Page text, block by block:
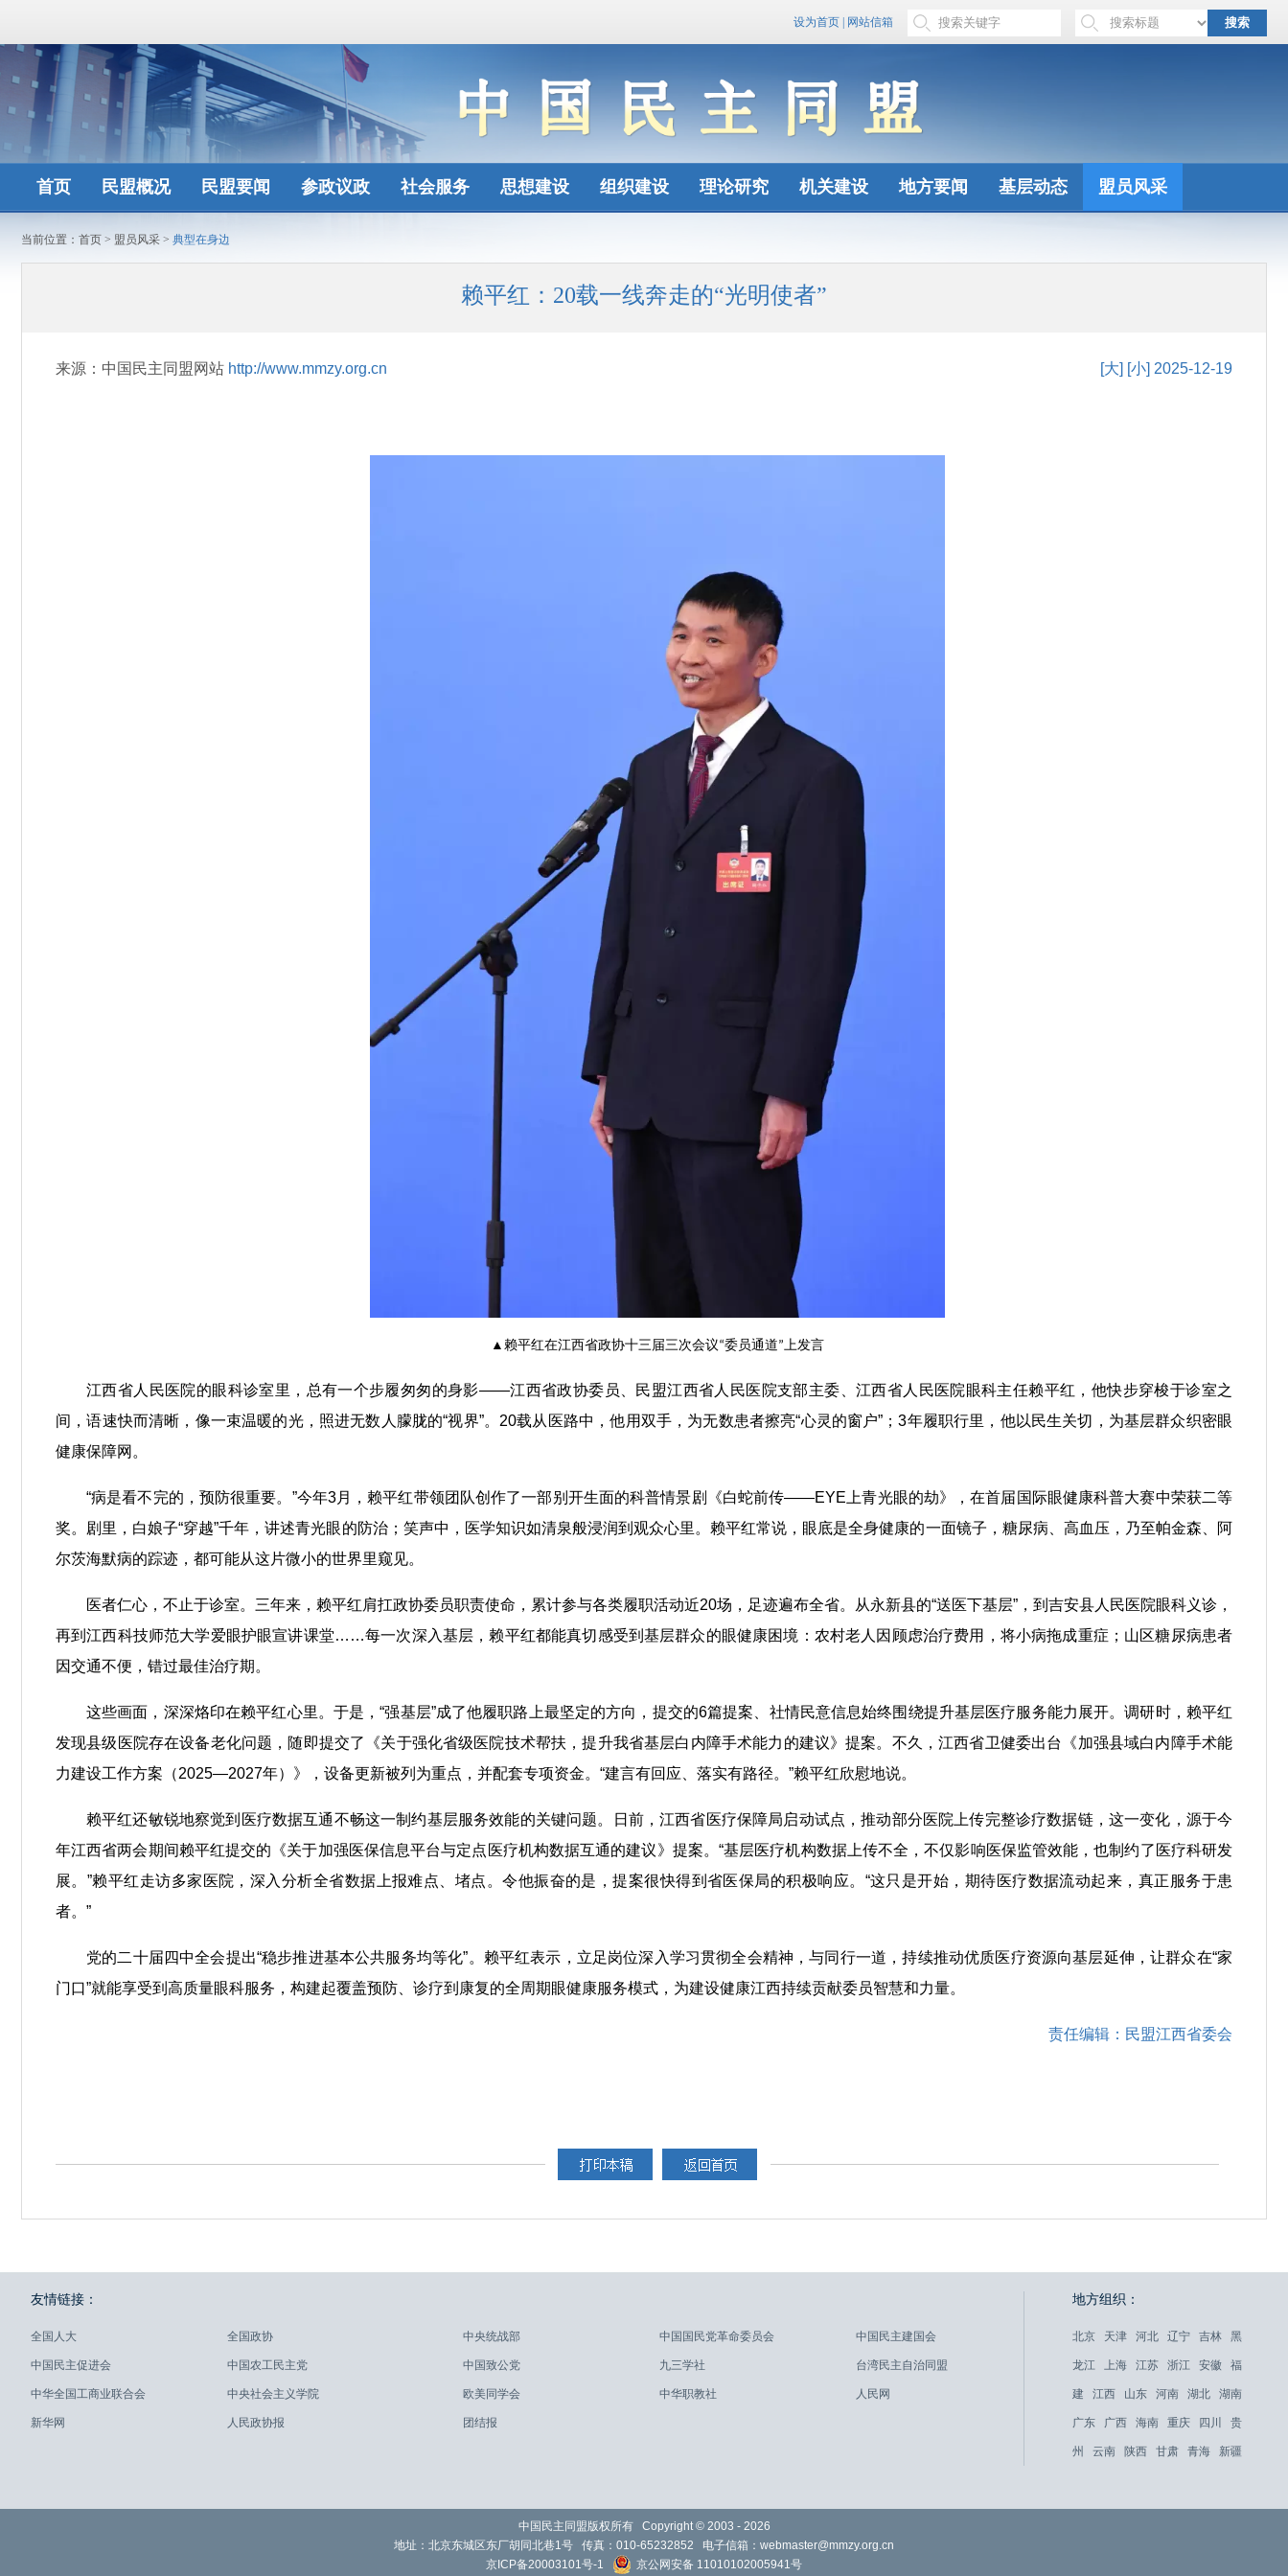
设为首页 网站信箱 搜索
首页 民盟概况 民盟要闻 参政议政 社会服务 思想建设 组织建设 理论研究 机关建设 地方要闻 基层动态 盟员风采
当前位置： 首页 > 盟员风采 > 典型在身边
赖平红：20载一线奔走的“光明使者”
来源：中国民主同盟网站 http://www.mmzy.org.cn [大] [小] 2025-12-19
▲赖平红在江西省政协十三届三次会议“委员通道”上发言
江西省人民医院的眼科诊室里，总有一个步履匆匆的身影——江西省政协委员、民盟江西省人民医院支部主委、江西省人民医院眼科主任赖平红，他快步穿梭于诊室之
间，语速快而清晰，像一束温暖的光，照进无数人朦胧的“视界”。20载从医路中，他用双手，为无数患者擦亮“心灵的窗户”；3年履职行里，他以民生关切，为基层群众织密眼
健康保障网。
“病是看不完的，预防很重要。”今年3月，赖平红带领团队创作了一部别开生面的科普情景剧《白蛇前传——EYE上青光眼的劫》，在首届国际眼健康科普大赛中荣获二等
奖。剧里，白娘子“穿越”千年，讲述青光眼的防治；笑声中，医学知识如清泉般浸润到观众心里。赖平红常说，眼底是全身健康的一面镜子，糖尿病、高血压，乃至帕金森、阿
尔茨海默病的踪迹，都可能从这片微小的世界里窥见。
医者仁心，不止于诊室。三年来，赖平红肩扛政协委员职责使命，累计参与各类履职活动近20场，足迹遍布全省。从永新县的“送医下基层”，到吉安县人民医院眼科义诊，
再到江西科技师范大学爱眼护眼宣讲课堂……每一次深入基层，赖平红都能真切感受到基层群众的眼健康困境：农村老人因顾虑治疗费用，将小病拖成重症；山区糖尿病患者
因交通不便，错过最佳治疗期。
这些画面，深深烙印在赖平红心里。于是，“强基层”成了他履职路上最坚定的方向，提交的6篇提案、社情民意信息始终围绕提升基层医疗服务能力展开。调研时，赖平红
发现县级医院存在设备老化问题，随即提交了《关于强化省级医院技术帮扶，提升我省基层白内障手术能力的建议》提案。不久，江西省卫健委出台《加强县域白内障手术能
力建设工作方案（2025—2027年）》，设备更新被列为重点，并配套专项资金。“建言有回应、落实有路径。”赖平红欣慰地说。
赖平红还敏锐地察觉到医疗数据互通不畅这一制约基层服务效能的关键问题。日前，江西省医疗保障局启动试点，推动部分医院上传完整诊疗数据链，这一变化，源于今
年江西省两会期间赖平红提交的《关于加强医保信息平台与定点医疗机构数据互通的建议》提案。“基层医疗机构数据上传不全，不仅影响医保监管效能，也制约了医疗科研发
展。”赖平红走访多家医院，深入分析全省数据上报难点、堵点。令他振奋的是，提案很快得到省医保局的积极响应。“这只是开始，期待医疗数据流动起来，真正服务于患
者。”
党的二十届四中全会提出“稳步推进基本公共服务均等化”。赖平红表示，立足岗位深入学习贯彻全会精神，与同行一道，持续推动优质医疗资源向基层延伸，让群众在“家
门口”就能享受到高质量眼科服务，构建起覆盖预防、诊疗到康复的全周期眼健康服务模式，为建设健康江西持续贡献委员智慧和力量。
责任编辑：民盟江西省委会
友情链接：
全国人大
中国民主促进会
中华全国工商业联合会
新华网
全国政协
中国农工民主党
中央社会主义学院
人民政协报
中央统战部
中国致公党
欧美同学会
团结报
中国国民党革命委员会
九三学社
中华职教社
中国民主建国会
台湾民主自治同盟
人民网
地方组织：
北京 天津 河北 辽宁 吉林 黑
龙江 上海 江苏 浙江 安徽 福
建 江西 山东 河南 湖北 湖南
广东 广西 海南 重庆 四川 贵
州 云南 陕西 甘肃 青海 新疆
中国民主同盟版权所有 Copyright © 2003 - 2026
地址：北京东城区东厂胡同北巷1号 传真：010-65232852 电子信箱： webmaster@mmzy.org.cn
京ICP备20003101号-1
京公网安备 11010102005941号